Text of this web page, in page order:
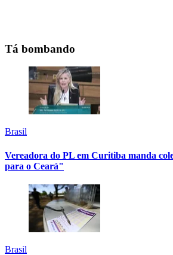
Tá bombando
Brasil
Vereadora do PL em Curitiba manda
para o Ceará"
Brasil